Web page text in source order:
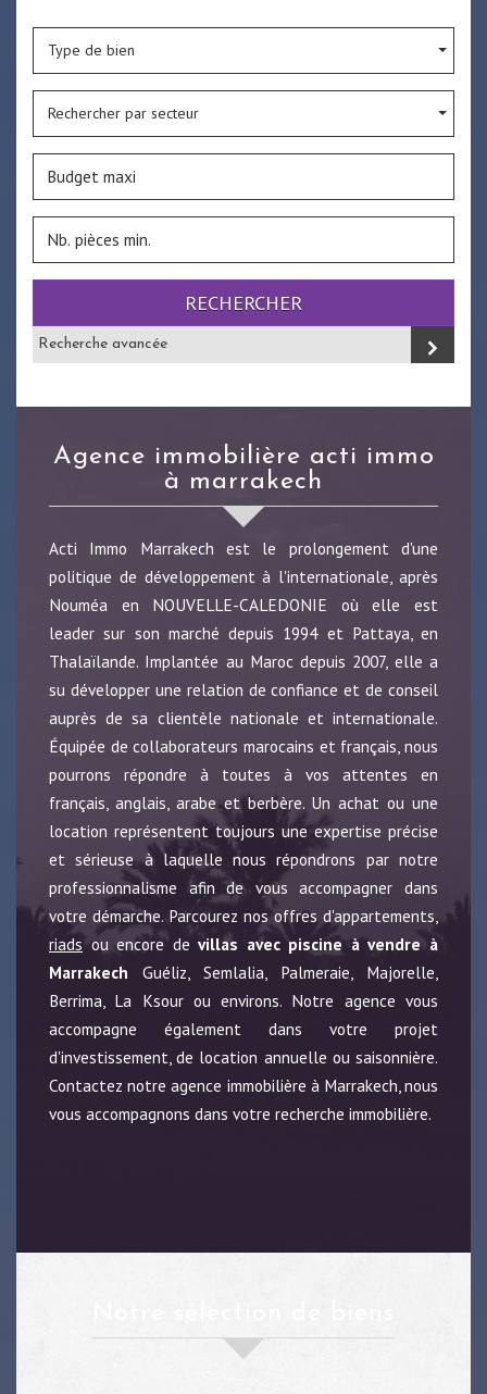
Type de bien
Rechercher par secteur
RECHERCHER
Recherche avancée
agence immobilière acti immo
à marrakech
Acti Immo Marrakech est le prolongement d'une
politique de développement à l'internationale, après
Nouméa en NOUVELLE-CALEDONIE où elle est
leader sur son marché depuis 1994 et Pattaya, en
Thalaïlande. Implantée au Maroc depuis 2007, elle a
su développer une relation de confiance et de conseil
auprès de sa clientèle nationale et internationale.
Équipée de collaborateurs marocains et français, nous
pourrons répondre à toutes à vos attentes en
français, anglais, arabe et berbère. Un achat ou une
location représentent toujours une expertise précise
et sérieuse à laquelle nous répondrons par notre
professionnalisme afin de vous accompagner dans
votre démarche. Parcourez nos offres d'appartements,
riads ou encore devillas avec piscine à vendre à
Marrakech Guéliz, Semlalia, Palmeraie, Majorelle,
Berrima, La Ksour ou environs. Notre agence vous
accompagne également dans votre projet
d'investissement, de location annuelle ou saisonnière.
Contactez notre agence immobilière à Marrakech, nous
vous accompagnons dans votre recherche immobilière.